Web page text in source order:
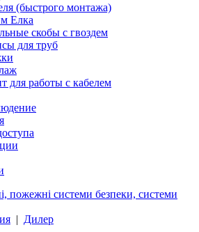
(быстрого монтажа)
Елка
скобы с гвоздем
для труб
для работы с кабелем
| Дилер